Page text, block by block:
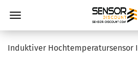
Induktiver Hochtemperatursensor